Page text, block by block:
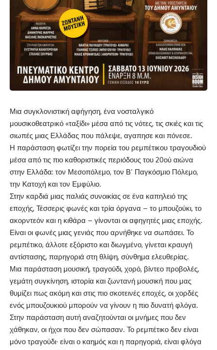
Μια συγκλονιστική αφήγηση, ένα νοσταλγικό
μουσικοθεατρικό «ταξίδι» μέσα από τις νότες, τις σκιές και τις
σιωπές μιας Ελλάδας που πάλεψε, αγαπησε και πόνεσε.
Η παράσταση φωτίζει την πορεία του ρεμπέτικου τραγουδιού
μέσα από τις πιο καθοριστικές περιόδους του 20ού αιώνα
στην Ελλάδα: τον Μεσοπόλεμο, τον Β’ Παγκόσμιο Πόλεμο,
την Κατοχή και τον Εμφύλιο.
Στην καρδιά μιας παλιάς συνοικίας σε ένα καπηλειό της
εποχής, Τέσσερις φωνές και τρία όργανα – το μπουζούκι, το
ακορντεόν και η κιθάρα – γίνονται οι αφηγητές μιας εποχής.
Είναι οι φωνές μιας γενιάς που αρνήθηκε να σωπάσει. Το
ρεμπέτικο, άλλοτε εξόριστο και διωγμένο, γίνεται κραυγή
αντίστασης, παρηγοριά στη θλίψη, σύνθημα ελευθερίας.
Μια παράσταση μουσική, τραγούδι, χορό, βίντεο προβολές,
γεμάτη συγκίνηση, ιστορία και ζωντανή μουσική που μας
θυμίζει πως ακόμη και στις πιο σκοτεινές εποχές, οι χορδές
ενός μπουζουκιού μπορούν να γίνουν η πιο δυνατή φλόγα.
Στην παράσταση αυτή αναζητούνται οι μνήμες που δεν
χάθηκαν, οι ήχοι που δεν σώπασαν. Το ρεμπέτικο δεν είναι
μόνο τραγούδι∙ είναι ο καημός και η παρηγοριά, είναι φλόγα